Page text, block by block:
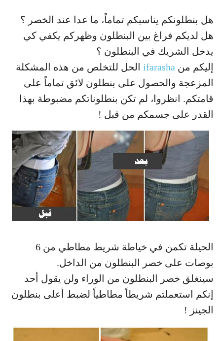
هل بنطلونكم يناسبكم تماماً، ما عدا عند الخصر ؟
هل لديكم فراغ بين البنطلون وظهركم يكفي كي
يدخل الشريك في البنطلون ؟
إليكم من ifarasha الحل للتخلص من هذه المشكلة
المزعجة والحصول على بنطلون لائق تماماً على
قامتكم. انظروا، لم تكن بنطلوناتكم مضبوطة بهذا
القدر على جسمكم من قبل !
الحيلة تكمن في خياطة شريط مطاطي من 6
بوصات على خصر البنطلون من الداخل.
سينغلق خصر البنطلون من الوراء ولن يقول أحد
إنكم استعملتم شريطاً مطاطياً لضبط أعلى بنطلون
الجينز !